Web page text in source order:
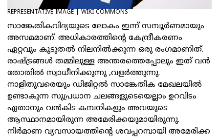
REPRESENTATIVE IMAGE | WIKI COMMONS
സാങ്കേതികവിദ്യയുടെ ലോകം ഇന്ന് സമ്പൂർണമായും
അസമമാണ്. അധികാരത്തിന്റെ കേന്ദ്രീകരണം
ഏറ്റവും കൂടുതൽ നിലനിൽക്കുന്ന ഒരു രംഗമാണിത്.
രാഷ്ട്രങ്ങൾ തമ്മിലുള്ള അന്തരത്തെപ്പോലും ഇത് വൻ
തോതിൽ സ്വാധീനിക്കുന്നു ,വളർത്തുന്നു.
നാളിതുവരെയും ഡിജിറ്റൽ സാങ്കേതിക മേഖലയിൽ
ഉണ്ടാകുന്ന സുപ്രധാന ചലങ്ങളുടെയെല്ലാം ഉറവിടം
ഏതാനും വൻകിട കമ്പനികളും അവയുടെ
ആസ്ഥാനമായിരുന്ന അമേരിക്കയുമായിരുന്നു.
നിർമാണ വ്യവസായത്തിന്റെ ശവപ്പറമ്പായി അമേരിക്ക